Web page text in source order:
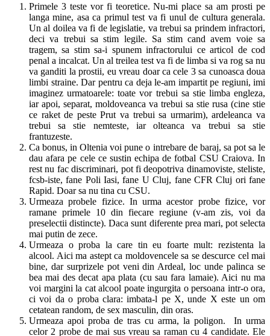
Primele 3 teste vor fi teoretice. Nu-mi place sa am prosti pe
langa mine, asa ca primul test va fi unul de cultura generala.
Un al doilea va fi de legislatie, va trebui sa prindem infractori,
deci va trebui sa stim legile. Sa stim cand avem voie sa
tragem, sa stim sa-i spunem infractorului ce articol de cod
penal a incalcat. Un al treilea test va fi de limba si va rog sa nu
va ganditi la prostii, eu vreau doar ca cele 3 sa cunoasca doua
limbi straine. Dar pentru ca deja le-am impartit pe regiuni, imi
imaginez urmatoarele: toate vor trebui sa stie limba engleza,
iar apoi, separat, moldoveanca va trebui sa stie rusa (cine stie
ce raket de peste Prut va trebui sa urmarim), ardeleanca va
trebui sa stie nemteste, iar olteanca va trebui sa stie
frantuzeste.
Ca bonus, in Oltenia voi pune o intrebare de baraj, sa pot sa le
dau afara pe cele ce sustin echipa de fotbal CSU Craiova. In
rest nu fac discriminari, pot fi deopotriva dinamoviste, steliste,
fcsb-iste, fane Poli Iasi, fane U Cluj, fane CFR Cluj ori fane
Rapid. Doar sa nu tina cu CSU.
Urmeaza probele fizice. In urma acestor probe fizice, vor
ramane primele 10 din fiecare regiune (v-am zis, voi da
preselectii distincte). Daca sunt diferente prea mari, pot selecta
mai putin de zece.
Urmeaza o proba la care tin eu foarte mult: rezistenta la
alcool. Aici ma astept ca moldovencele sa se descurce cel mai
bine, dar surprizele pot veni din Ardeal, loc unde palinca se
bea mai des decat apa plata (cu sau fara lamaie). Aici nu ma
voi margini la cat alcool poate ingurgita o persoana intr-o ora,
ci voi da o proba clara: imbata-l pe X, unde X este un om
cetatean random, de sex masculin, din oras.
Urmeaza apoi proba de tras cu arma, la poligon. In urma
celor 2 probe de mai sus vreau sa raman cu 4 candidate. Ele